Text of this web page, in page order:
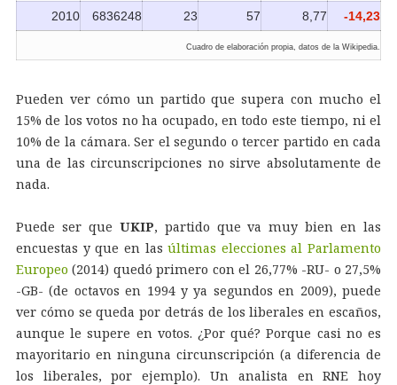
2010 6836248 23 57 8,77 -14,23
Cuadro de elaboración propia, datos de la Wikipedia.
Pueden ver cómo un partido que supera con mucho el
15% de los votos no ha ocupado, en todo este tiempo, ni el
10% de la cámara. Ser el segundo o tercer partido en cada
una de las circunscripciones no sirve absolutamente de
nada.
Puede ser que UKIP, partido que va muy bien en las
encuestas y que en lasúltimas elecciones al Parlamento
Europeo (2014) quedó primero con el 26,77% -RU- o 27,5%
-GB- (de octavos en 1994 y ya segundos en 2009), puede
ver cómo se queda por detrás de los liberales en escaños,
aunque le supere en votos. ¿Por qué? Porque casi no es
mayoritario en ninguna circunscripción (a diferencia de
los liberales, por ejemplo). Un analista en RNE hoy